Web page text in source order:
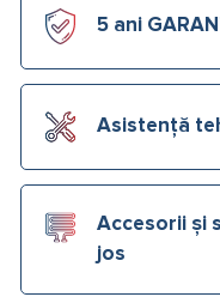
5 ani
Asistență
Accesorii și
jos